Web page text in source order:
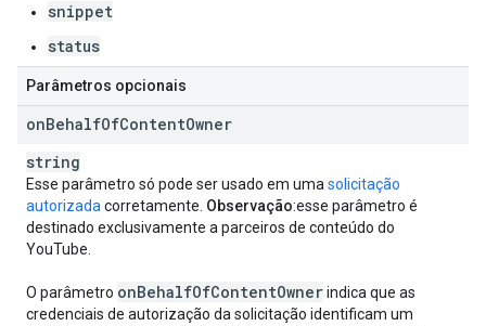
snippet
status
Parâmetros opcionais
onBehalfOfContentOwner
string
Esse parâmetro só pode ser usado em uma solicitação
autorizada corretamente. Observação:esse parâmetro é
destinado exclusivamente a parceiros de conteúdo do
YouTube.
O parâmetro onBehalfOfContentOwnerindica que as
credenciais de autorização da solicitação identificam um